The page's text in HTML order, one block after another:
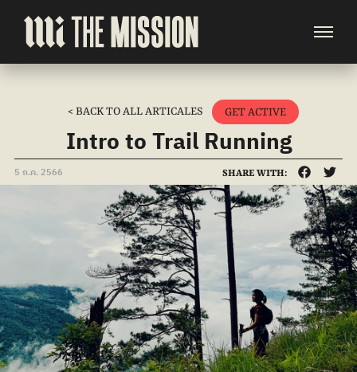
< BACK TO ALL ARTICALES GET ACTIVE
5 ก.ค. 2566 SHARE WITH:
Intro to Trail Running